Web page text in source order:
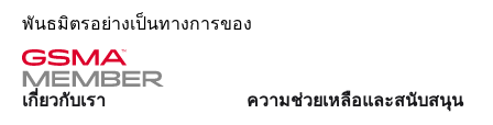
พันธมิตรอย่างเป็นทางการของ
เกี่ยวกับเรา ความช่วยเหลือและสนับสนุน